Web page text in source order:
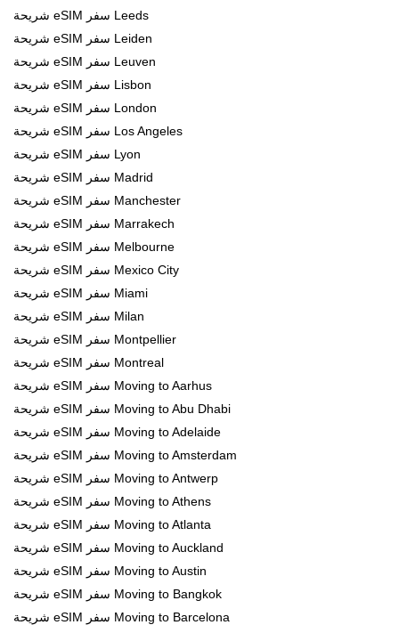
شريحة eSIM سفر Leeds
شريحة eSIM سفر Leiden
شريحة eSIM سفر Leuven
شريحة eSIM سفر Lisbon
شريحة eSIM سفر London
شريحة eSIM سفر Los Angeles
شريحة eSIM سفر Lyon
شريحة eSIM سفر Madrid
شريحة eSIM سفر Manchester
شريحة eSIM سفر Marrakech
شريحة eSIM سفر Melbourne
شريحة eSIM سفر Mexico City
شريحة eSIM سفر Miami
شريحة eSIM سفر Milan
شريحة eSIM سفر Montpellier
شريحة eSIM سفر Montreal
شريحة eSIM سفر Moving to Aarhus
شريحة eSIM سفر Moving to Abu Dhabi
شريحة eSIM سفر Moving to Adelaide
شريحة eSIM سفر Moving to Amsterdam
شريحة eSIM سفر Moving to Antwerp
شريحة eSIM سفر Moving to Athens
شريحة eSIM سفر Moving to Atlanta
شريحة eSIM سفر Moving to Auckland
شريحة eSIM سفر Moving to Austin
شريحة eSIM سفر Moving to Bangkok
شريحة eSIM سفر Moving to Barcelona